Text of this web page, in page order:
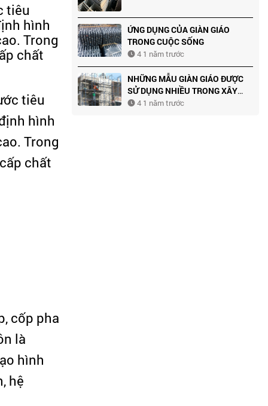
tiêu
hình
Trong
chất
tiêu
hình
Trong
chất
cốp pha
là
hình
hệ
ỨNG DỤNG CỦA GIÀN GIÁO
TRONG CUỘC SỐNG
4 1 năm trước
NHỮNG MẪU GIÀN GIÁO ĐƯỢC
SỬ DỤNG NHIỀU TRONG XÂY
DỰNG
4 1 năm trước